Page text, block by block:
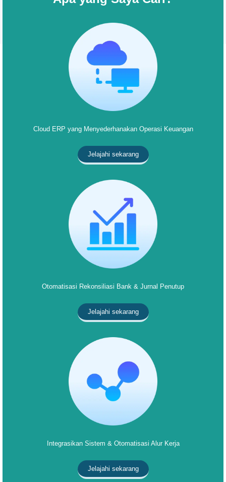
Cloud ERP yang Menyederhanakan Operasi Keuangan
Jelajahi sekarang
Otomatisasi Rekonsiliasi Bank & Jurnal Penutup
Jelajahi sekarang
Integrasikan Sistem & Otomatisasi Alur Kerja
Jelajahi sekarang